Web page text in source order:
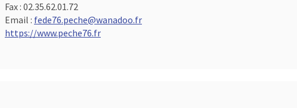
Fax : 02.35.62.01.72
Email : fede76.peche@wanadoo.fr
https://www.peche76.fr